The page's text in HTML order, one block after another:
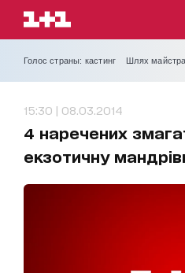
Голос страны: кастинг Шлях
15:30 | 08.03.2014
4 наречених
екзотичну